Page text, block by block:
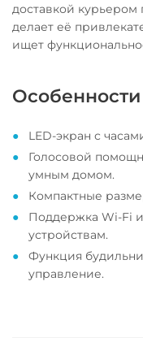
доставкой курьером
делает её
ищет
Особенности
LED-экран с
Голосовой
умным домом.
Компактные
Поддержка Wi-Fi
устройствам.
Функция
управление.